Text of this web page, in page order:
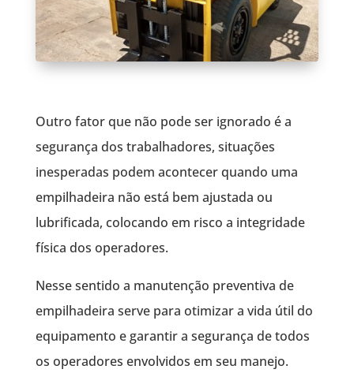
Outro fator que não pode ser ignorado é a
segurança dos trabalhadores, situações
inesperadas podem acontecer quando uma
empilhadeira não está bem ajustada ou
lubrificada, colocando em risco a integridade
física dos operadores.
Nesse sentido a manutenção preventiva de
empilhadeira serve para otimizar a vida útil do
equipamento e garantir a segurança de todos
os operadores envolvidos em seu manejo.